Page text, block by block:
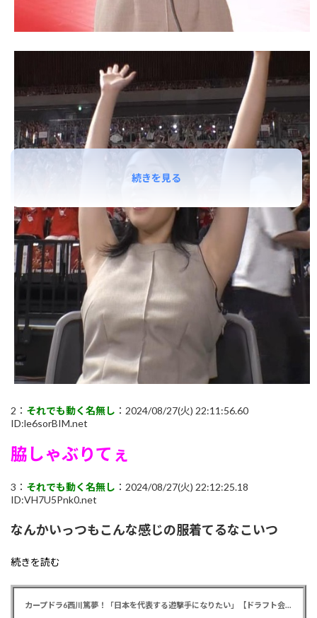
2： それでも動く名無し ：2024/08/27(火) 22:11:56.60
ID:le6sorBIM.net
脇しゃぶりてぇ
3： それでも動く名無し ：2024/08/27(火) 22:12:25.18
ID:VH7U5Pnk0.net
なんかいっつもこんな感じの服着てるなこいつ
続きを読む
続きを見る
カープドラ6西川篤夢！「日本を代表する遊撃手になりたい」【ドラフト会議2025】